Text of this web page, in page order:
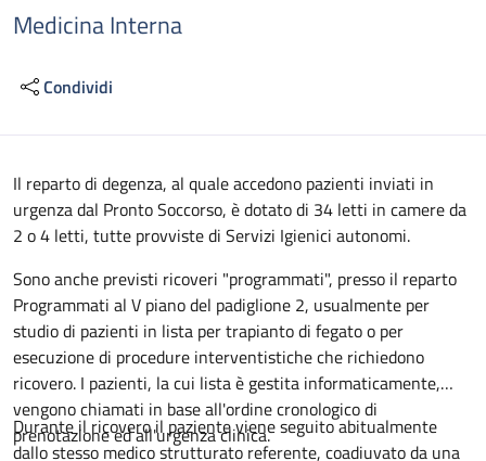
Medicina Interna
Condividi
Descrizione
Il reparto di degenza, al quale accedono pazienti inviati in
urgenza dal Pronto Soccorso, è dotato di 34 letti in camere da
2 o 4 letti, tutte provviste di Servizi Igienici autonomi.
Sono anche previsti ricoveri "programmati", presso il reparto
Programmati al V piano del padiglione 2, usualmente per
studio di pazienti in lista per trapianto di fegato o per
esecuzione di procedure interventistiche che richiedono
ricovero. I pazienti, la cui lista è gestita informaticamente,
vengono chiamati in base all'ordine cronologico di
prenotazione ed all'urgenza clinica.
Durante il ricovero il paziente viene seguito abitualmente
dallo stesso medico strutturato referente, coadiuvato da una